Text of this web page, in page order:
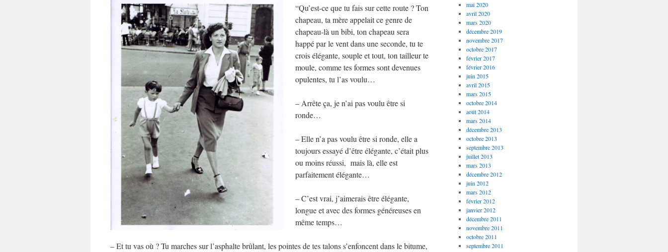
“Qu’est-ce que tu fais sur cette route ? Ton
chapeau, ta mère appelait ce genre de
chapeau-là un bibi, ton chapeau sera
happé par le vent dans une seconde, tu te
crois élégante, souple et tout, ton tailleur te
moule, comme tes formes sont devenues
opulentes, tu l’as voulu…
– Arrête ça, je n’ai pas voulu être si
ronde…
– Elle n’a pas voulu être si ronde, elle a
toujours essayé d’être élégante, c’était plus
ou moins réussi, mais là, elle est
parfaitement élégante…
– C’est vrai, j’aimerais être élégante,
longue et avec des formes généreuses en
même temps…
– Et tu vas où ? Tu marches sur l’asphalte brûlant, les pointes de tes talons s’enfoncent dans le bitume,
mai 2020
avril 2020
mars 2020
décembre 2019
novembre 2017
octobre 2017
février 2017
février 2016
juin 2015
avril 2015
mars 2015
octobre 2014
août 2014
mars 2014
décembre 2013
octobre 2013
septembre 2013
juillet 2013
mars 2013
décembre 2012
juin 2012
mars 2012
février 2012
janvier 2012
décembre 2011
novembre 2011
octobre 2011
septembre 2011